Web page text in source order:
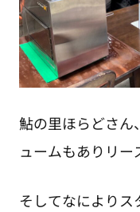
鮎の里ほらどさん
ュームもありリー
そしてなにより